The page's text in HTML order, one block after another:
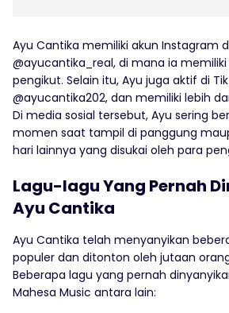
Ayu Cantika memiliki akun Instagram
@ayucantika_real, di mana ia memiliki
pengikut. Selain itu, Ayu juga aktif di
@ayucantika202, dan memiliki lebih
Di media sosial tersebut, Ayu sering
momen saat tampil di panggung
hari lainnya yang disukai oleh para
Lagu-lagu Yang Pernah
Ayu Cantika
Ayu Cantika telah menyanyikan
populer dan ditonton oleh jutaan
Beberapa lagu yang pernah
Mahesa Music antara lain: